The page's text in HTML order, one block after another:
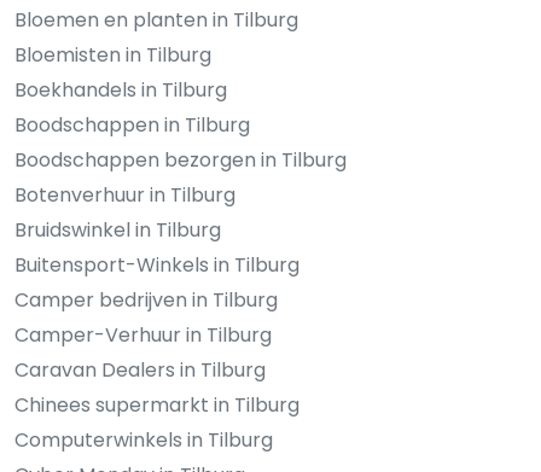
Bloemen en planten in Tilburg
Bloemisten in Tilburg
Boekhandels in Tilburg
Boodschappen in Tilburg
Boodschappen bezorgen in Tilburg
Botenverhuur in Tilburg
Bruidswinkel in Tilburg
Buitensport-Winkels in Tilburg
Camper bedrijven in Tilburg
Camper-Verhuur in Tilburg
Caravan Dealers in Tilburg
Chinees supermarkt in Tilburg
Computerwinkels in Tilburg